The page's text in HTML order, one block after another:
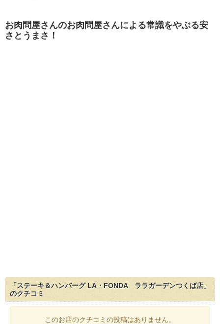
お肉問屋さんのお肉問屋さんによる常識をやぶる安
さとうまさ！
「ステーキ＆ハンバーグ LA・FONDA ララガーデンつくば店」
のクチコミ
このお店のクチコミの投稿はありません。